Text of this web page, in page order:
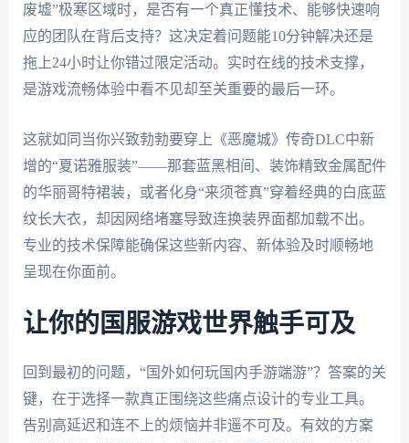
废墟”极寒区域时，是否有一个真正懂技术、能够快速响
应的团队在背后支持？这决定着问题能10分钟解决还是
拖上24小时让你错过限定活动。实时在线的技术支撑，
是游戏流畅体验中看不见却至关重要的最后一环。
这就如同当你兴致勃勃要穿上《恶魔城》传奇DLC中新
增的“夏诺雅服装”——那套蓝黑相间、装饰精致金属配件
的华丽哥特裙装，或者化身“来须苍真”穿着经典的白底蓝
纹长大衣，却因网络堵塞导致连换装界面都加载不出。
专业的技术保障能确保这些新内容、新体验及时顺畅地
呈现在你面前。
让你的国服游戏世界触手可及
回到最初的问题，“国外如何玩国内手游端游”？答案的关
键，在于选择一款真正围绕这些痛点设计的专业工具。
告别高延迟和连不上的烦恼并非遥不可及。有效的方案